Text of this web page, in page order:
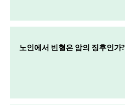
노인에서 빈혈은 암의 징후인가?